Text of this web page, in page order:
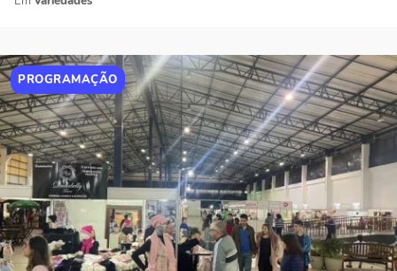
PROGRAMAÇÃO